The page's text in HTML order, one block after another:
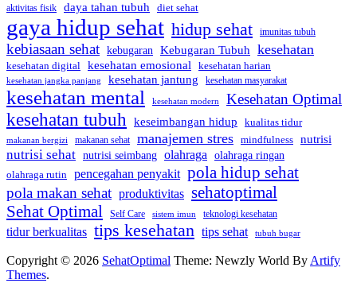
aktivitas fisik daya tahan tubuh diet sehat
gaya hidup sehat hidup sehat imunitas tubuh
kebiasaan sehat kebugaran Kebugaran Tubuh kesehatan
kesehatan digital kesehatan emosional kesehatan harian
kesehatan jangka panjang kesehatan jantung kesehatan masyarakat
kesehatan mental kesehatan modern Kesehatan Optimal
kesehatan tubuh keseimbangan hidup kualitas tidur
makanan bergizi makanan sehat manajemen stres mindfulness nutrisi
nutrisi sehat nutrisi seimbang olahraga
olahraga ringan
olahraga rutin pencegahan penyakit pola hidup sehat
pola makan sehat produktivitas sehatoptimal
Sehat Optimal Self Care sistem imun teknologi kesehatan
tidur berkualitas tips kesehatan tips sehat tubuh bugar
Copyright © 2026 SehatOptimal Theme: Newzly World By Artify
Themes.